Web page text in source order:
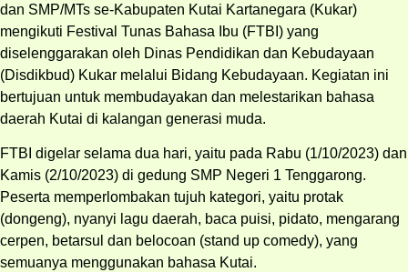
dan SMP/MTs se-Kabupaten Kutai Kartanegara (Kukar)
mengikuti Festival Tunas Bahasa Ibu (FTBI) yang
diselenggarakan oleh Dinas Pendidikan dan Kebudayaan
(Disdikbud) Kukar melalui Bidang Kebudayaan. Kegiatan ini
bertujuan untuk membudayakan dan melestarikan bahasa
daerah Kutai di kalangan generasi muda.
FTBI digelar selama dua hari, yaitu pada Rabu (1/10/2023) dan
Kamis (2/10/2023) di gedung SMP Negeri 1 Tenggarong.
Peserta memperlombakan tujuh kategori, yaitu protak
(dongeng), nyanyi lagu daerah, baca puisi, pidato, mengarang
cerpen, betarsul dan belocoan (stand up comedy), yang
semuanya menggunakan bahasa Kutai.